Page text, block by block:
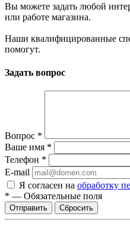
Вы можете задать любой
или работе магазина.
Наши квалифицированные
помогут.
Задать вопрос
Вопрос *
Ваше имя *
Телефон *
E-mail
Я согласен на обработку
* — Обязательные поля
Сбросить